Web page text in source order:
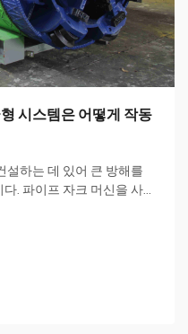
시스템은 어떻게 작동
설하는 데 있어 큰 방해를
. 파이프 자크 머신을 사용